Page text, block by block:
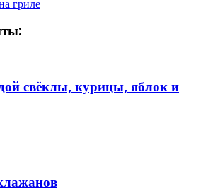
гриле
свёклы, курицы, яблок и